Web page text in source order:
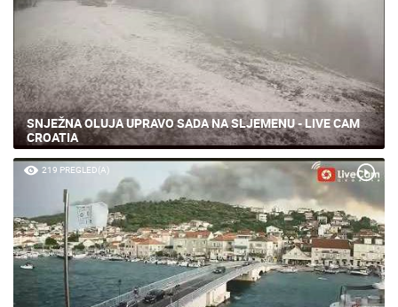
SNJEŽNA OLUJA UPRAVO SADA NA SLJEMENU - LIVE CAM
CROATIA
219 PREGLED(A)